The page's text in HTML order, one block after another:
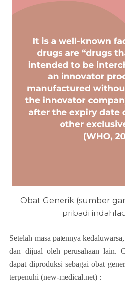
Obat Generik (sumber
pribadi
Setelah masa patennya
dan dijual oleh perusahaan lain.
dapat diproduksi sebagai obat
terpenuhi (new-medical.net) :